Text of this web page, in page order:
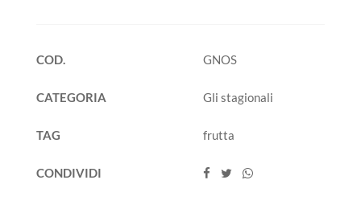
COD. GNOS
CATEGORIA Gli stagionali
TAG frutta
CONDIVIDI